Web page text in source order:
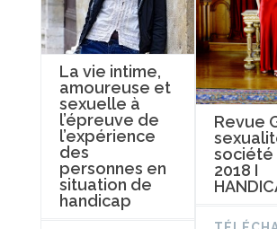
La vie intime,
amoureuse et
sexuelle à
l’épreuve de
l’expérience
des
personnes en
situation de
handicap
Revue
société
2018 I